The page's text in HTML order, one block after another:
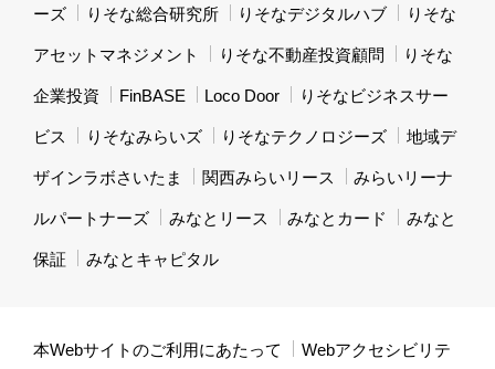
ーズ りそな総合研究所 りそなデジタルハブ りそな
アセットマネジメント りそな不動産投資顧問 りそな
企業投資 FinBASE Loco Door りそなビジネスサー
ビス りそなみらいズ りそなテクノロジーズ 地域デ
ザインラボさいたま 関西みらいリース みらいリーナ
ルパートナーズ みなとリース みなとカード みなと
保証 みなとキャピタル
本Webサイトのご利用にあたって Webアクセシビリテ